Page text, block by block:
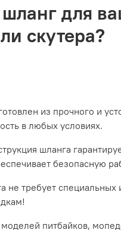
для
скутера?
из прочного и
в любых условиях.
шланга
безопасную
не требует
питбайков,